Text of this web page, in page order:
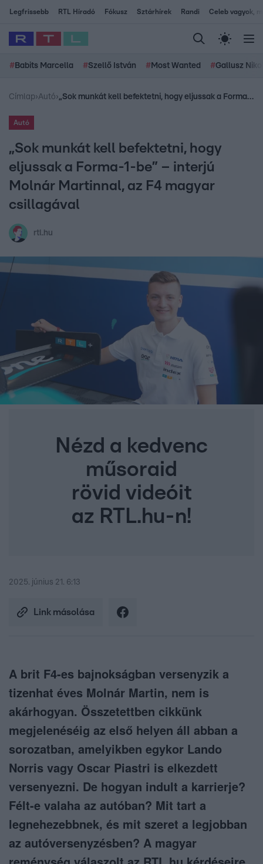
Legfrissebb RTL Híradó Fókusz Sztárhírek Randi Celeb vagyok,
# Babits Marcella #Szellő István # Most Wanted #Gallusz
Címlap›Autó› „Sok munkát kell befektetni, hogy eljussak a Forma-1-be” – interjú Molnár Martinnal, az F4 magyar csillagával
Autó
„Sok munkát kell befektetni, hogy
eljussak a Forma-1-be” – interjú
Molnár Martinnal, az F4 magyar
csillagával
rtl.hu
Nézd a kedvenc
műsoraid
rövid videóit
az RTL.hu-n!
2025. június 21. 6:13
Link másolása
A brit F4-es bajnokságban versenyzik a
tizenhat éves Molnár Martin, nem is
akárhogyan. Összetettben cikkünk
megjelenéséig az első helyen áll abban a
sorozatban, amelyikben egykor Lando
Norris vagy Oscar Piastri is elkezdett
versenyezni. De hogyan indult a karrierje?
Félt-e valaha az autóban? Mit tart a
legnehezebbnek, és mit szeret a legjobban
az autóversenyzésben? A magyar